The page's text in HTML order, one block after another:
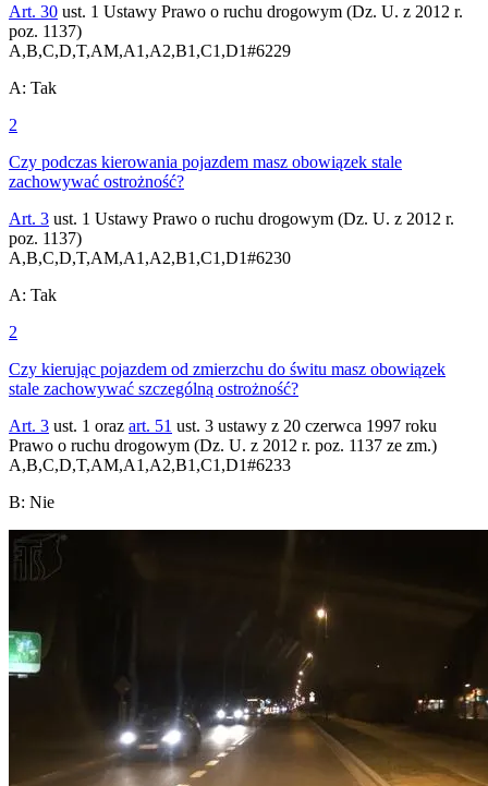
Art. 30 ust. 1 Ustawy Prawo o ruchu drogowym (Dz. U. z 2012 r.
poz. 1137)
A,B,C,D,T,AM,A1,A2,B1,C1,D1#6229
A: Tak
2
Czy podczas kierowania pojazdem masz obowiązek stale
zachowywać ostrożność?
Art. 3 ust. 1 Ustawy Prawo o ruchu drogowym (Dz. U. z 2012 r.
poz. 1137)
A,B,C,D,T,AM,A1,A2,B1,C1,D1#6230
A: Tak
2
Czy kierując pojazdem od zmierzchu do świtu masz obowiązek
stale zachowywać szczególną ostrożność?
Art. 3 ust. 1 oraz art. 51 ust. 3 ustawy z 20 czerwca 1997 roku
Prawo o ruchu drogowym (Dz. U. z 2012 r. poz. 1137 ze zm.)
A,B,C,D,T,AM,A1,A2,B1,C1,D1#6233
B: Nie